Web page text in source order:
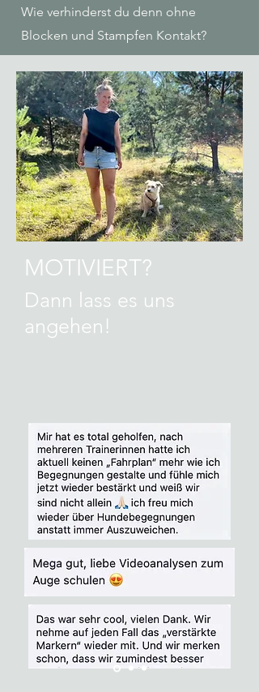
Wie verhinderst du denn ohne
Blocken und Stampfen Kontakt?
MOTIVIERT?
Dann lass es uns
angehen!